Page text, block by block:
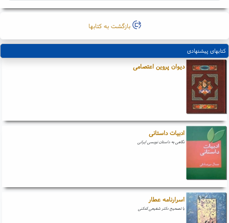
بازگشت به کتابها
کتابهای پیشنهادی
دیوان پروین اعتصامی
ادبیات داستانی
نگاهی به داستان نویسی ایرانی
اسرارنامه عطار
با تصحیح دکتر شفیعی کدکنی